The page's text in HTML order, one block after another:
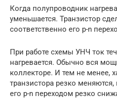
Когда полупроводник
уменьшается. Транзистор
соответственно его p-n
При работе схемы УНЧ ток
нагревается. Обычно вся
коллекторе. И тем не менее,
транзистора резко
его p-n переходом резко